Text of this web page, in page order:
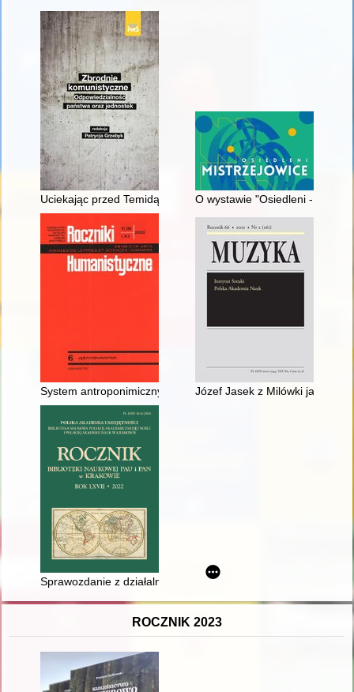
Uciekając przed Temidą" : bezsilność polskich organów
O wystawie "Osiedleni -
System antroponimiczny Niemców rosyjskich (1763-1917)
Józef Jasek z Milówki jako
Sprawozdanie z działalności Biblioteki Naukowej PAU i PAN
ROCZNIK 2023